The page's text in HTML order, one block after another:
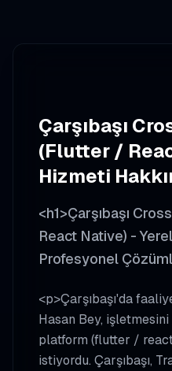
Çarşıbaşı
(Flutter /
Hizmeti
<h1>Çarşıbaşı
React Native) -
Profesyonel
<p>Çarşıbaşı'da
Hasan Bey,
platform (flutter /
istiyordu. Çarşıbaşı,